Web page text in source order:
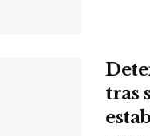
tras